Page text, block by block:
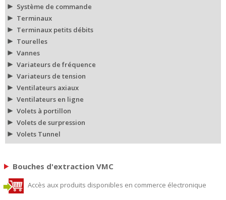
Système de commande
Terminaux
Terminaux petits débits
Tourelles
Vannes
Variateurs de fréquence
Variateurs de tension
Ventilateurs axiaux
Ventilateurs en ligne
Volets à portillon
Volets de surpression
Volets Tunnel
Bouches d'extraction VMC
Accès aux produits disponibles en commerce électronique